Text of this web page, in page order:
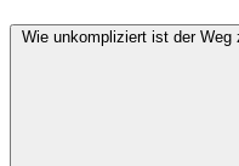
Wie unkompliziert ist der